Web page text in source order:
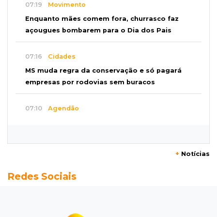
07:19 Movimento
Enquanto mães comem fora, churrasco faz
açougues bombarem para o Dia dos Pais
07:16 Cidades
MS muda regra da conservação e só pagará
empresas por rodovias sem buracos
07:10 Agendão
Sábado será de calor intenso e alerta de
Narcotráfico
+ Notícias
Redes Sociais